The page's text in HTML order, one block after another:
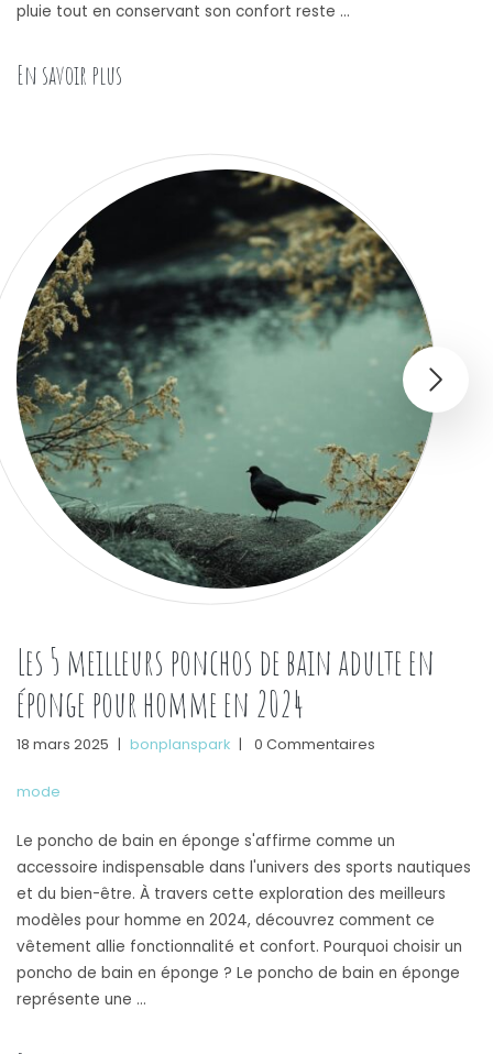
pluie tout en conservant son confort reste …
En savoir plus
Les 5 meilleurs ponchos de bain adulte en
éponge pour homme en 2024
18 mars 2025 | bonplanspark | 0 Commentaires
mode
Le poncho de bain en éponge s'affirme comme un
accessoire indispensable dans l'univers des sports nautiques
et du bien-être. À travers cette exploration des meilleurs
modèles pour homme en 2024, découvrez comment ce
vêtement allie fonctionnalité et confort. Pourquoi choisir un
poncho de bain en éponge ? Le poncho de bain en éponge
représente une …